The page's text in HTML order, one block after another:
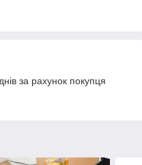
за рахунок покупця